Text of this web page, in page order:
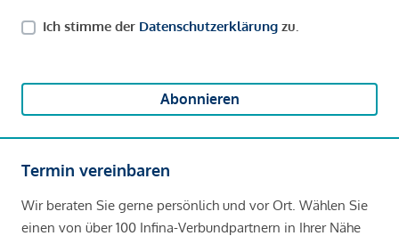
Ich stimme der Datenschutzerklärung zu.
Abonnieren
Termin vereinbaren
Wir beraten Sie gerne persönlich und vor Ort. Wählen Sie
einen von über 100 Infina-Verbundpartnern in Ihrer Nähe